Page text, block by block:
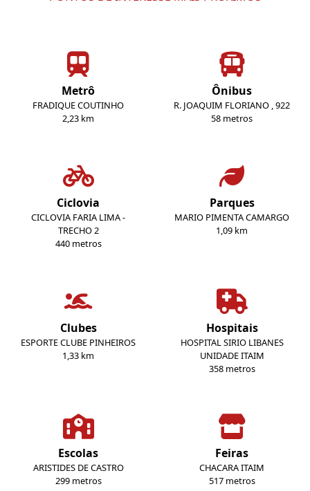
Metrô
FRADIQUE COUTINHO
2,23 km
Ônibus
R. JOAQUIM FLORIANO , 922
58 metros
Ciclovia
CICLOVIA FARIA LIMA -
TRECHO 2
440 metros
Parques
MARIO PIMENTA CAMARGO
1,09 km
Clubes
ESPORTE CLUBE PINHEIROS
1,33 km
Hospitais
HOSPITAL SIRIO LIBANES
UNIDADE ITAIM
358 metros
Escolas
ARISTIDES DE CASTRO
299 metros
Feiras
CHACARA ITAIM
517 metros